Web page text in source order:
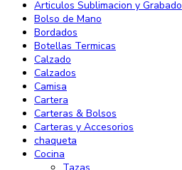
Articulos Sublimacion y Grabado
Bolso de Mano
Bordados
Botellas Termicas
Calzado
Calzados
Camisa
Cartera
Carteras & Bolsos
Carteras y Accesorios
chaqueta
Cocina